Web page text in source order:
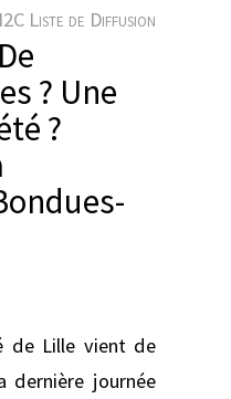
Liste de Diffusion
? Une
?
de Lille vient de
dernière journée